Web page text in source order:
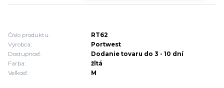
Číslo produktu:
RT62
Výrobca:
Portwest
Dostupnosť:
Dodanie tovaru do 3 - 10 dní
Farba:
žltá
Veľkosť:
M